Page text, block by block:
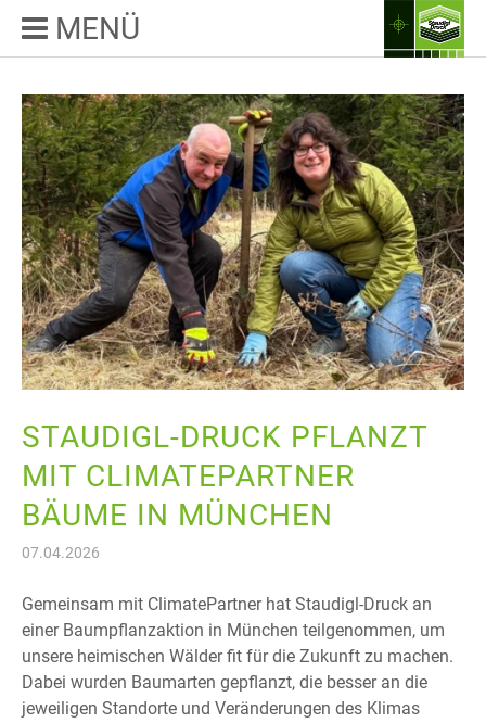
MENÜ
STAUDIGL-DRUCK PFLANZT
MIT CLIMATEPARTNER
BÄUME IN MÜNCHEN
07.04.2026
Gemeinsam mit ClimatePartner hat Staudigl-Druck an
einer Baumpflanzaktion in München teilgenommen, um
unsere heimischen Wälder fit für die Zukunft zu machen.
Dabei wurden Baumarten gepflanzt, die besser an die
jeweiligen Standorte und Veränderungen des Klimas